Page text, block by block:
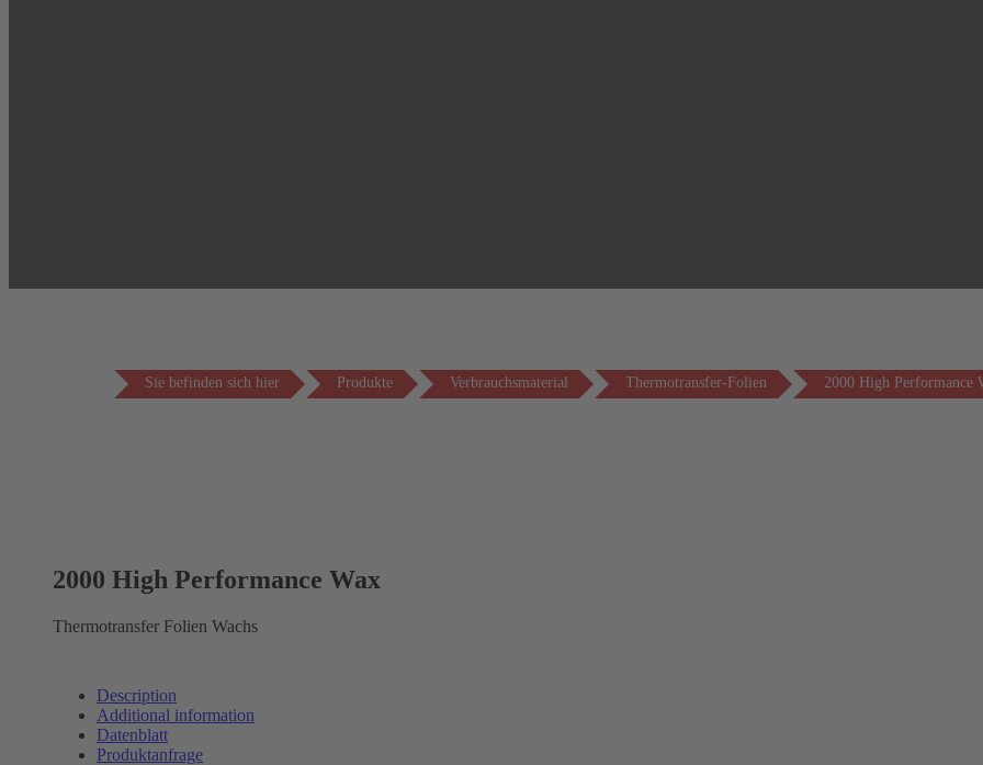
Sie befinden sich hier Produkte Verbrauchsmaterial Thermotransfer-Folien 2000 High Performance
2000 High Performance Wax
Thermotransfer Folien Wachs
Description
Additional information
Datenblatt
Produktanfrage